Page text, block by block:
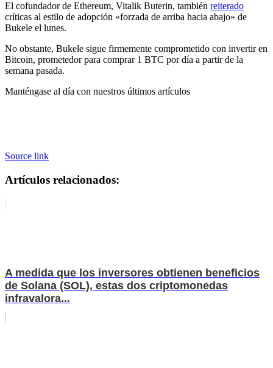
El cofundador de Ethereum, Vitalik Buterin, también reiterado
críticas al estilo de adopción «forzada de arriba hacia abajo» de
Bukele el lunes.
No obstante, Bukele sigue firmemente comprometido con invertir en
Bitcoin, prometedorpara comprar 1 BTC por día a partir de la
semana pasada.
Manténgase al día con nuestros últimos artículos
Source link
Artículos relacionados:
A medida que los inversores obtienen beneficios
de Solana (SOL), estas dos criptomonedas
infravalora...